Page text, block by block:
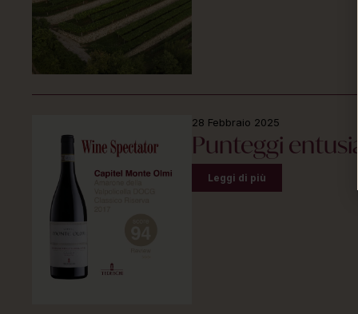
28 Febbraio 2025
Punteggi
Leggi di più